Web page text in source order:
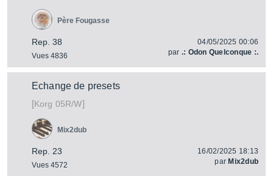
Rep. 38
Vues 4836
Père Fougasse
04/05/2025 00:06
par .: Odon Quelconque :.
Echange de presets
[Korg 05R/W]
Rep. 23
Vues 4572
Mix2dub
16/02/2025 18:13
par Mix2dub